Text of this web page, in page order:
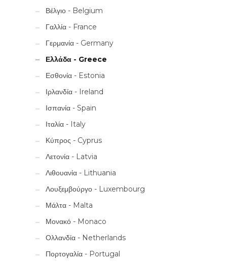
Βέλγιο - Belgium
Γαλλία - France
Γερμανία - Germany
Ελλάδα - Greece
Εσθονία - Estonia
Ιρλανδία - Ireland
Ισπανία - Spain
Ιταλία - Italy
Κύπρος - Cyprus
Λετονία - Latvia
Λιθουανία - Lithuania
Λουξεμβούργο - Luxembourg
Μάλτα - Malta
Μονακό - Monaco
Ολλανδία - Netherlands
Πορτογαλία - Portugal